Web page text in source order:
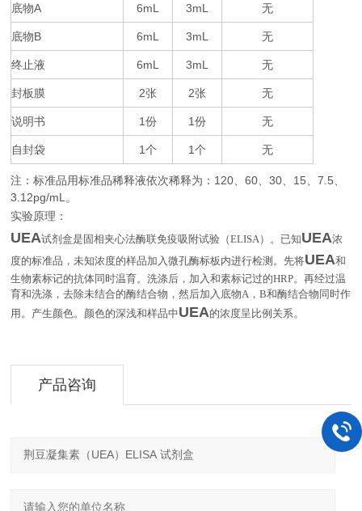
底物A 6mL 3mL 无
底物B 6mL 3mL 无
终止液 6mL 3mL 无
封板膜 2张 2张 无
说明书 1份 1份 无
自封袋 1个 1个 无
注：标准品用标准品稀释液依次稀释为： 120、60、30、 15、7.5、
3.12pg/mL 。
实验原理：
UEA试剂盒是固相夹心法酶联免疫吸附试验（ELISA）。已知UEA浓
度的标准品，未知浓度的样品加入微孔酶标板内进行检测。先将UEA和
生物素标记的抗体同时温育。洗涤后，加入和素标记过的HRP。再经过温
育和洗涤，去除未结合的酶结合物，然后加入底物A ，B和酶结合物同时作
用。产生颜色。颜色的深浅和样品中UEA的浓度呈比例关系。
产品咨询